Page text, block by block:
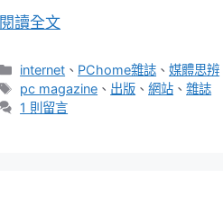
閱讀全文
分
類
internet 、 PChome雜誌 、媒體思辨
標
籤
pc magazine 、 出版 、網站 、雜誌
1 則留言